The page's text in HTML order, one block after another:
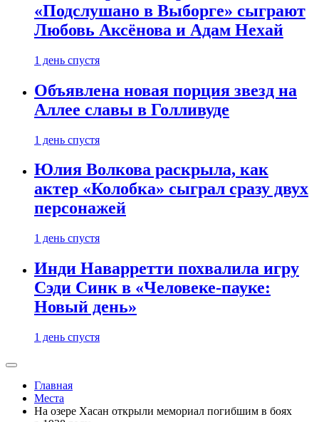
«Подслушано в Выборге» сыграют
Любовь Аксёнова и Адам Нехай
1 день спустя
Объявлена новая порция звезд на
Аллее славы в Голливуде
1 день спустя
Юлия Волкова раскрыла, как
актер «Колобка» сыграл сразу двух
персонажей
1 день спустя
Инди Наварретти похвалила игру
Сэди Синк в «Человеке-пауке:
Новый день»
1 день спустя
Главная
Места
На озере Хасан открыли мемориал погибшим в боях